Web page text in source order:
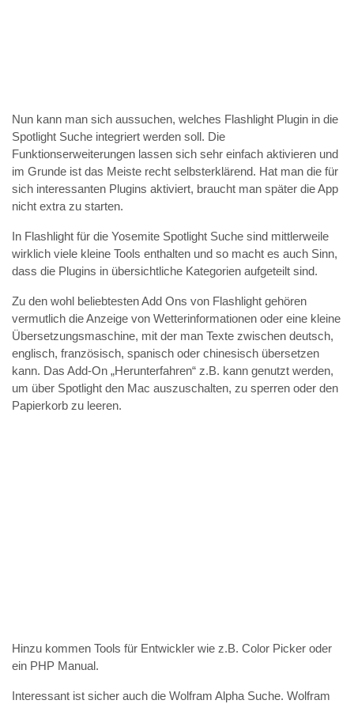
Nun kann man sich aussuchen, welches Flashlight Plugin in die
Spotlight Suche integriert werden soll. Die
Funktionserweiterungen lassen sich sehr einfach aktivieren und
im Grunde ist das Meiste recht selbsterklärend. Hat man die für
sich interessanten Plugins aktiviert, braucht man später die App
nicht extra zu starten.
In Flashlight für die Yosemite Spotlight Suche sind mittlerweile
wirklich viele kleine Tools enthalten und so macht es auch Sinn,
dass die Plugins in übersichtliche Kategorien aufgeteilt sind.
Zu den wohl beliebtesten Add Ons von Flashlight gehören
vermutlich die Anzeige von Wetterinformationen oder eine kleine
Übersetzungsmaschine, mit der man Texte zwischen deutsch,
englisch, französisch, spanisch oder chinesisch übersetzen
kann. Das Add-On „Herunterfahren“ z.B. kann genutzt werden,
um über Spotlight den Mac auszuschalten, zu sperren oder den
Papierkorb zu leeren.
Hinzu kommen Tools für Entwickler wie z.B. Color Picker oder
ein PHP Manual.
Interessant ist sicher auch die Wolfram Alpha Suche. Wolfram